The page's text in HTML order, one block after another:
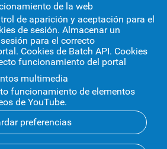
E HISTORIA
María de Padilla, s/n.
Sevilla 41004.
954 55 13 40
+info
de datos Cookies
de la web
de aparición y aceptación para el
de sesión. Almacenar un
para el correcto
Cookies de Batch API. Cookies
funcionamiento del portal
multimedia
funcionamiento de elementos
de YouTube.
preferencias